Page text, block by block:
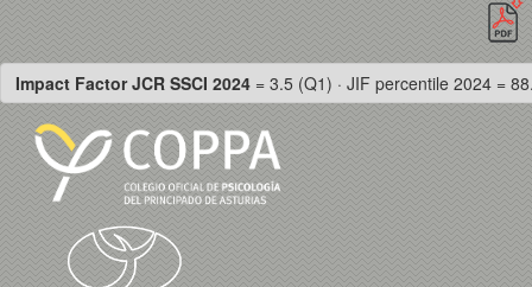
Impact Factor JCR SSCI 2024 = 3.5 (Q1) · JIF percentile 2024 =